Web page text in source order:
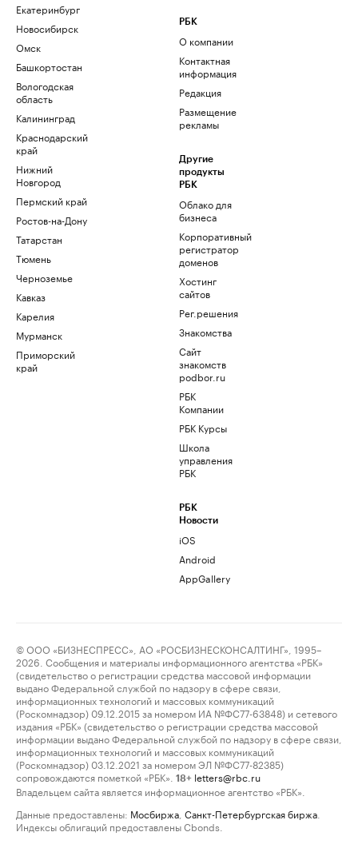
Екатеринбург
Новосибирск
Омск
Башкортостан
Вологодская
область
Калининград
Краснодарский
край
Нижний
Новгород
Пермский край
Ростов-на-Дону
Татарстан
Тюмень
Черноземье
Кавказ
Карелия
Мурманск
Приморский
край
РБК
О компании
Контактная
информация
Редакция
Размещение
рекламы
Другие
продукты
РБК
Облако для
бизнеса
Корпоративный
регистратор
доменов
Хостинг
сайтов
Рег.решения
Знакомства
Сайт
знакомств
podbor.ru
РБК
Компании
РБК Курсы
Школа
управления
РБК
РБК
Новости
iOS
Android
AppGallery
© ООО «БИЗНЕСПРЕСС», АО «РОСБИЗНЕСКОНСАЛТИНГ», 1995–
2026. Сообщения и материалы информационного агентства «РБК»
(свидетельство о регистрации средства массовой информации
выдано Федеральной службой по надзору в сфере связи,
информационных технологий и массовых коммуникаций
(Роскомнадзор) 09.12.2015 за номером ИА №ФС77-63848) и сетевого
издания «РБК» (свидетельство о регистрации средства массовой
информации выдано Федеральной службой по надзору в сфере связи,
информационных технологий и массовых коммуникаций
(Роскомнадзор) 03.12.2021 за номером ЭЛ №ФС77-82385)
сопровождаются пометкой «РБК».
18+ letters@rbc.ru
Владельцем сайта является информационное агентство «РБК».
Данные предоставлены: Мосбиржа Санкт-Петербургская биржа
Индексы облигаций предоставлены Cbonds.